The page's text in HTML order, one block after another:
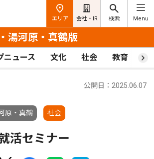
エリア 会社・IR 検索 Menu
湯河原・真鶴版
ニュース 文化 社会 教育 ス
原・真鶴 社会
公開日：2025.06.07
活セミナー